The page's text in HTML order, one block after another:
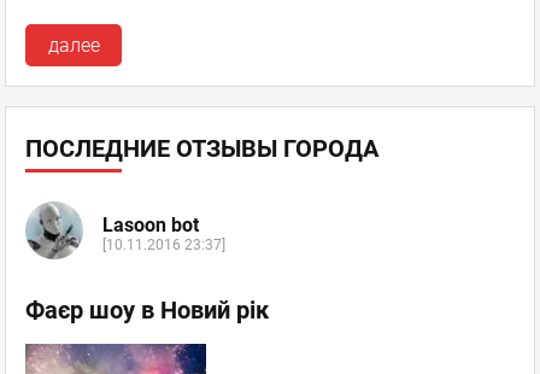
далее
ПОСЛЕДНИЕ ОТЗЫВЫ ГОРОДА
Lasoon bot
[10.11.2016 23:37]
Фаєр шоу в Новий рік